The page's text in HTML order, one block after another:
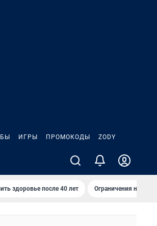
ИГРЫ ПРОМОКОДЫ ZODY
здоровье после 40 лет Ограничения на